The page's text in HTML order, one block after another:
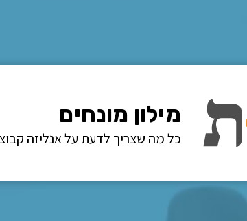
מילון מונחים
כל מה שצריך לדעת על אנליזה